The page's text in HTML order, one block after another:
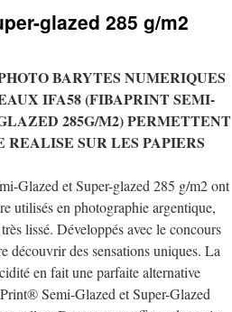
glazed 285 g/m2
BARYTES NUMERIQUES
IFA58 (FIBAPRINT SEMI-
285G/M2) PERMETTENT
SUR LES PAPIERS
Glazed et Super-glazed 285 g/m2 ont
utilisés en photographie argentique,
lissé. Développés avec le concours
découvrir des sensations uniques. La
en fait une parfaite alternative
Semi-Glazed et Super-Glazed